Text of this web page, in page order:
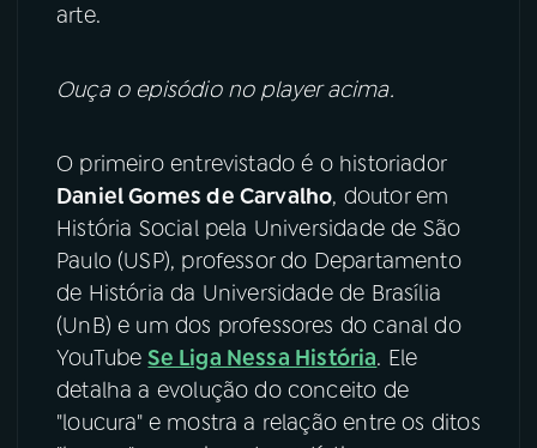
Instagram X
TikTok
arte.
Ouça o episódio no player acima.
O primeiro entrevistado é o historiador
Daniel Gomes de Carvalho, doutor em
História Social pela Universidade de São
Paulo (USP), professor do Departamento
de História da Universidade de Brasília
(UnB) e um dos professores do canal do
YouTubeSe Liga Nessa História. Ele
detalha a evolução do conceito de
"loucura" e mostra a relação entre os ditos